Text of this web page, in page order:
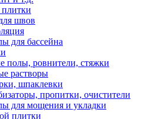
швов
для бассейна
полы, ровнители, стяжки
растворы
шпаклевки
пропитки, очистители
для мощения и укладки
плитки